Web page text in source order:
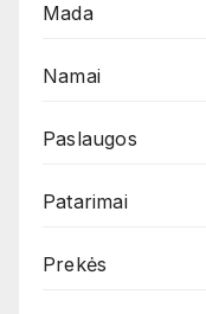
Mada
Namai
Paslaugos
Patarimai
Prekės